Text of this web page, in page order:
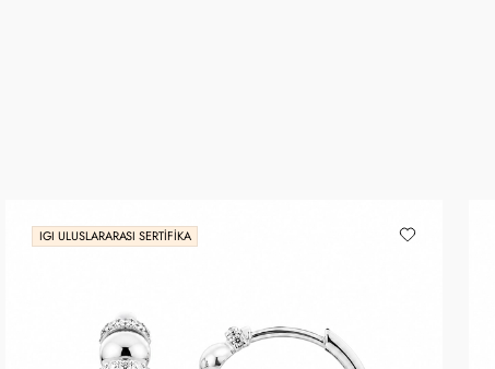
IGI ULUSLARARASI SERTIFIKA